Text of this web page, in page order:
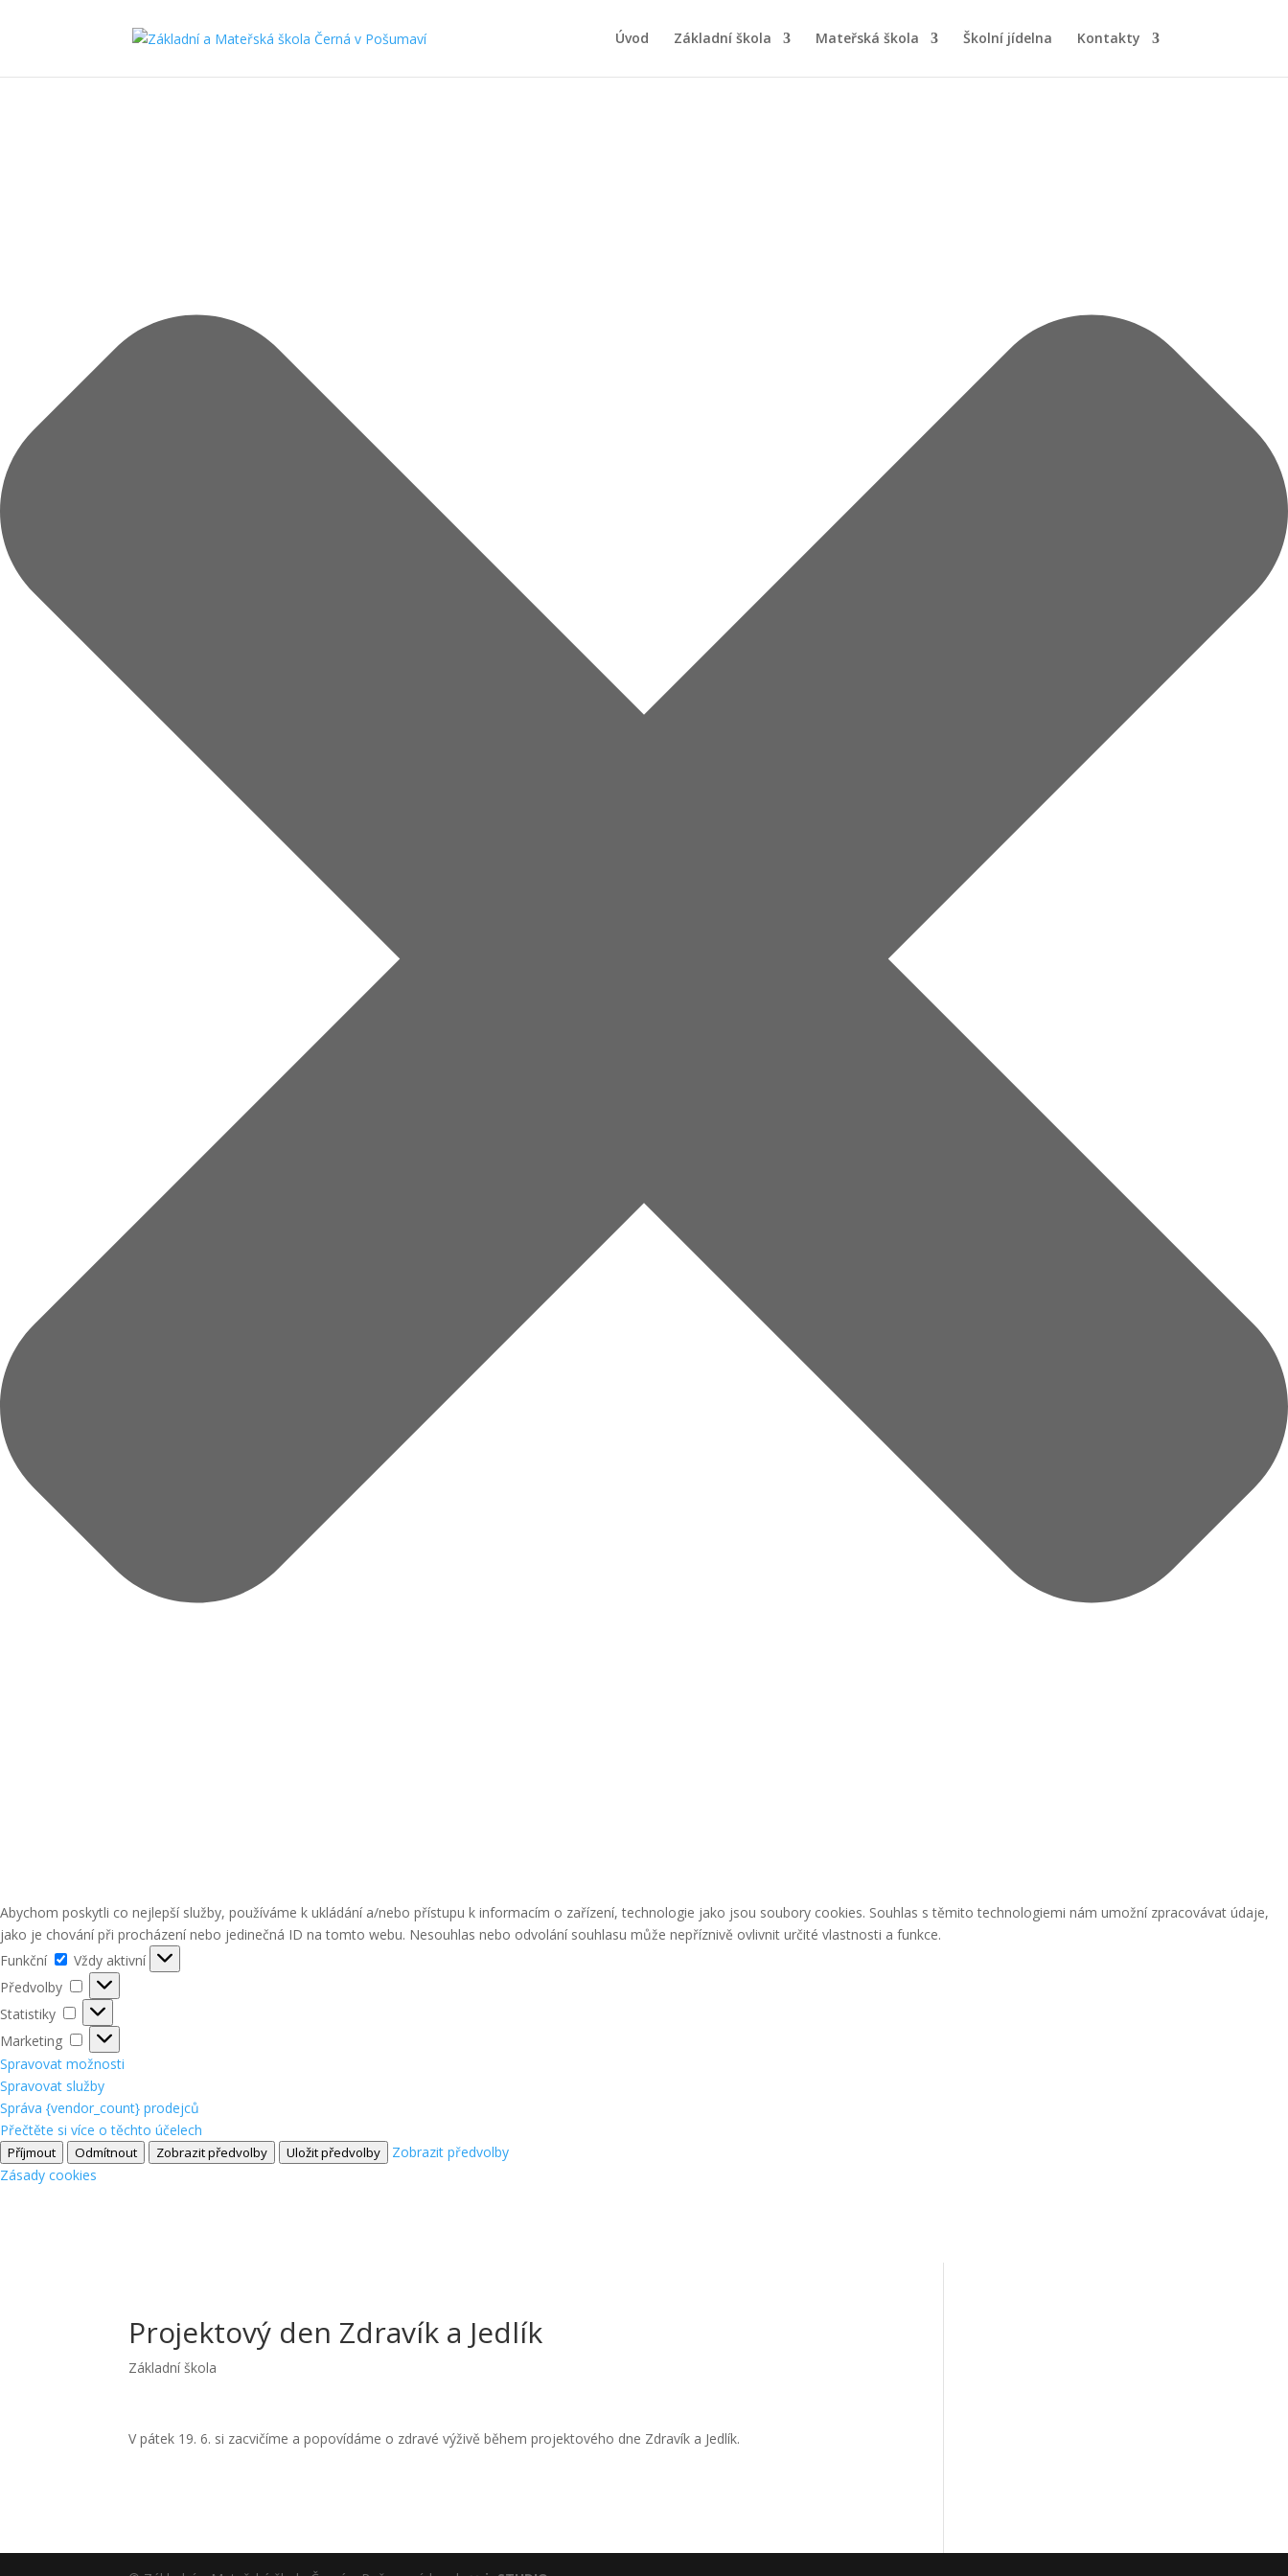
Abychom poskytli co nejlepší služby, používáme k ukládání a/nebo přístupu k informacím o zařízení, technologie jako jsou soubory cookies. Souhlas s těmito technologiemi nám umožní zpracovávat údaje,
jako je chování při procházení nebo jedinečná ID na tomto webu. Nesouhlas nebo odvolání souhlasu může nepříznivě ovlivnit určité vlastnosti a funkce.
Funkční
Funkční
Vždy aktivní
Předvolby
Předvolby
Statistiky
Statistiky
Marketing
Marketing
Spravovat možnosti
Spravovat služby
Správa {vendor_count} prodejců
Přečtěte si více o těchto účelech
Příjmout Odmítnout Zobrazit předvolby Uložit předvolby
Zobrazit předvolby
Zásady cookies
Úvod Základní škola Mateřská škola Školní jídelna Kontakty
Projektový den Zdravík a Jedlík
Základní škola
V pátek 19. 6. si zacvičíme a popovídáme o zdravé výživě během projektového dne Zdravík a Jedlík.